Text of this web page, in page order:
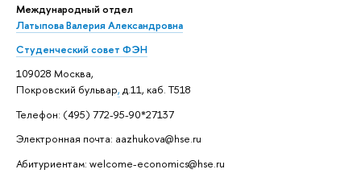
Международный отдел
Латыпова Валерия Александровна
Студенческий совет ФЭН
109028 Москва,
Покровский бульвар, д.11, каб. Т518
Телефон: (495) 772-95-90*27137
Электронная почта: aazhukova@hse.ru
Абитуриентам: welcome-economics@hse.ru